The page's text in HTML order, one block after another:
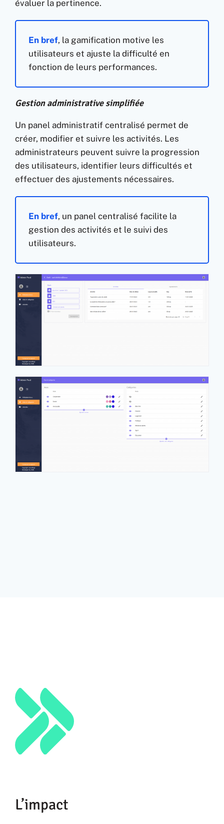
évaluer la pertinence.
En bref, la gamification motive les
utilisateurs et ajuste la difficulté en
fonction de leurs performances.
Gestion administrative simplifiée
Un panel administratif centralisé permet de
créer, modifier et suivre les activités. Les
administrateurs peuvent suivre la progression
des utilisateurs, identifier leurs difficultés et
effectuer des ajustements nécessaires.
En bref, un panel centralisé facilite la
gestion des activités et le suivi des
utilisateurs.
L’impact